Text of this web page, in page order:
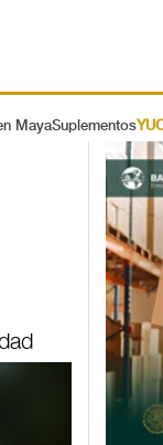
MayaSuplementos